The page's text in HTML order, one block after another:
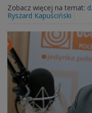
Zobacz więcej na temat:
Ryszard Kapuściński